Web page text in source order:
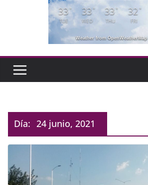
33°
TUE
33°
WED
33°
THU
32°
FRI
Weather from OpenWeatherMap
Día: 24 junio, 2021